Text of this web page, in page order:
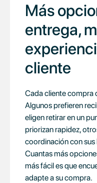
Más
entrega,
cliente
Cada cliente compra
Algunos prefieren
eligen retirar en un
priorizan rapidez,
coordinación con sus
Cuantas más
más fácil es que
adapte a su compra.